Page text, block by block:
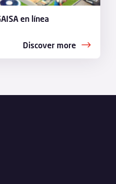
en línea
Discover more